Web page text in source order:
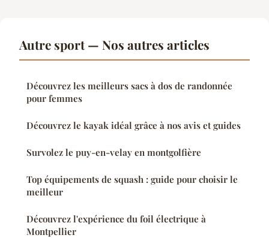
Autre sport — Nos autres articles
Découvrez les meilleurs sacs à dos de randonnée
pour femmes
Découvrez le kayak idéal grâce à nos avis et guides
Survolez le puy-en-velay en montgolfière
Top équipements de squash : guide pour choisir le
meilleur
Découvrez l'expérience du foil électrique à
Montpellier